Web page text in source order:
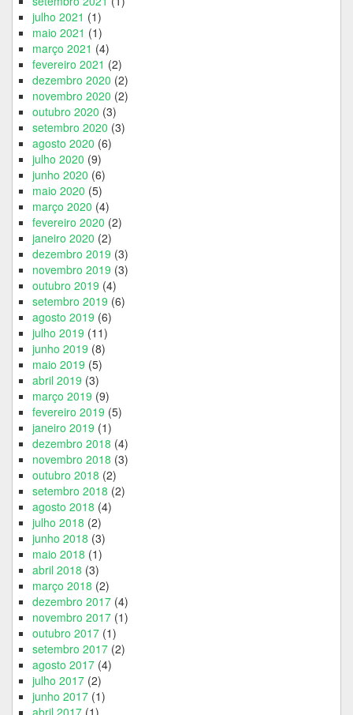
julho 2021 (1)
maio 2021 (1)
março 2021 (4)
fevereiro 2021 (2)
dezembro 2020 (2)
novembro 2020 (2)
outubro 2020 (3)
setembro 2020 (3)
agosto 2020 (6)
julho 2020 (9)
junho 2020 (6)
maio 2020 (5)
março 2020 (4)
fevereiro 2020 (2)
janeiro 2020 (2)
dezembro 2019 (3)
novembro 2019 (3)
outubro 2019 (4)
setembro 2019 (6)
agosto 2019 (6)
julho 2019 (11)
junho 2019 (8)
maio 2019 (5)
abril 2019 (3)
março 2019 (9)
fevereiro 2019 (5)
janeiro 2019 (1)
dezembro 2018 (4)
novembro 2018 (3)
outubro 2018 (2)
setembro 2018 (2)
agosto 2018 (4)
julho 2018 (2)
junho 2018 (3)
maio 2018 (1)
abril 2018 (3)
março 2018 (2)
dezembro 2017 (4)
novembro 2017 (1)
outubro 2017 (1)
setembro 2017 (2)
agosto 2017 (4)
julho 2017 (2)
junho 2017 (1)